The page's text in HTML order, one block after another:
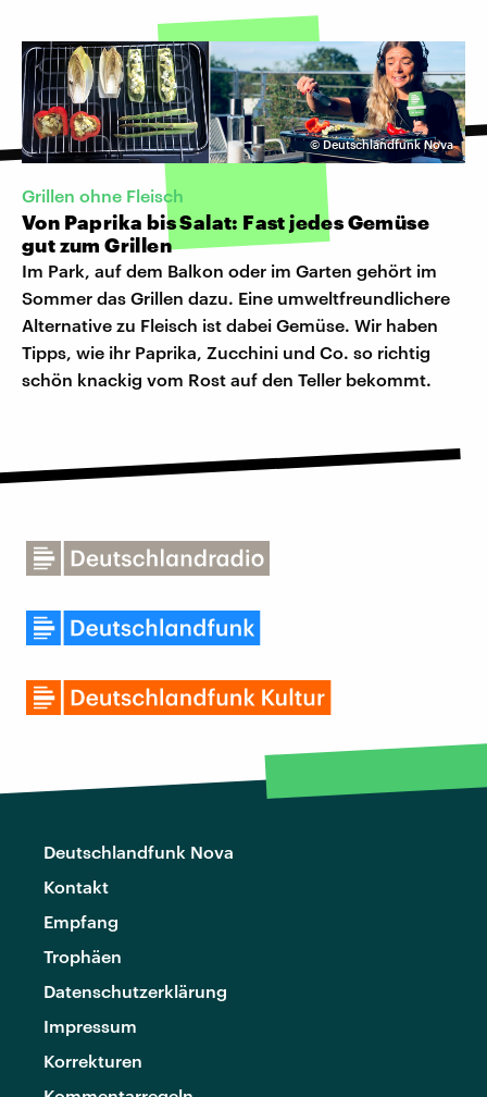
©Deutschlandfunk Nova
Grillen ohne Fleisch
Von Paprika bis Salat: Fast jedes Gemüse
gut zum Grillen
Im Park, auf dem Balkon oder im Garten gehört im
Sommer das Grillen dazu. Eine umweltfreundlichere
Alternative zu Fleisch ist dabei Gemüse. Wir haben
Tipps, wie ihr Paprika, Zucchini und Co. so richtig
schön knackig vom Rost auf den Teller bekommt.
Deutschlandfunk Nova
Kontakt
Empfang
Trophäen
Datenschutzerklärung
Impressum
Korrekturen